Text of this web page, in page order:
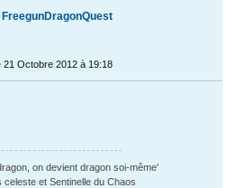
FreegunDragonQuest
21 Octobre 2012 à 19:18
on devient dragon soi-même'
celeste et Sentinelle du Chaos